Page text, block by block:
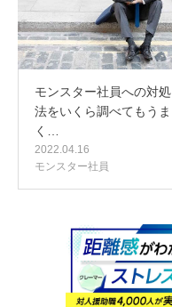
モンスター社員への対処
法をいくら調べてもうま
く…
2022.04.16
モンスター社員